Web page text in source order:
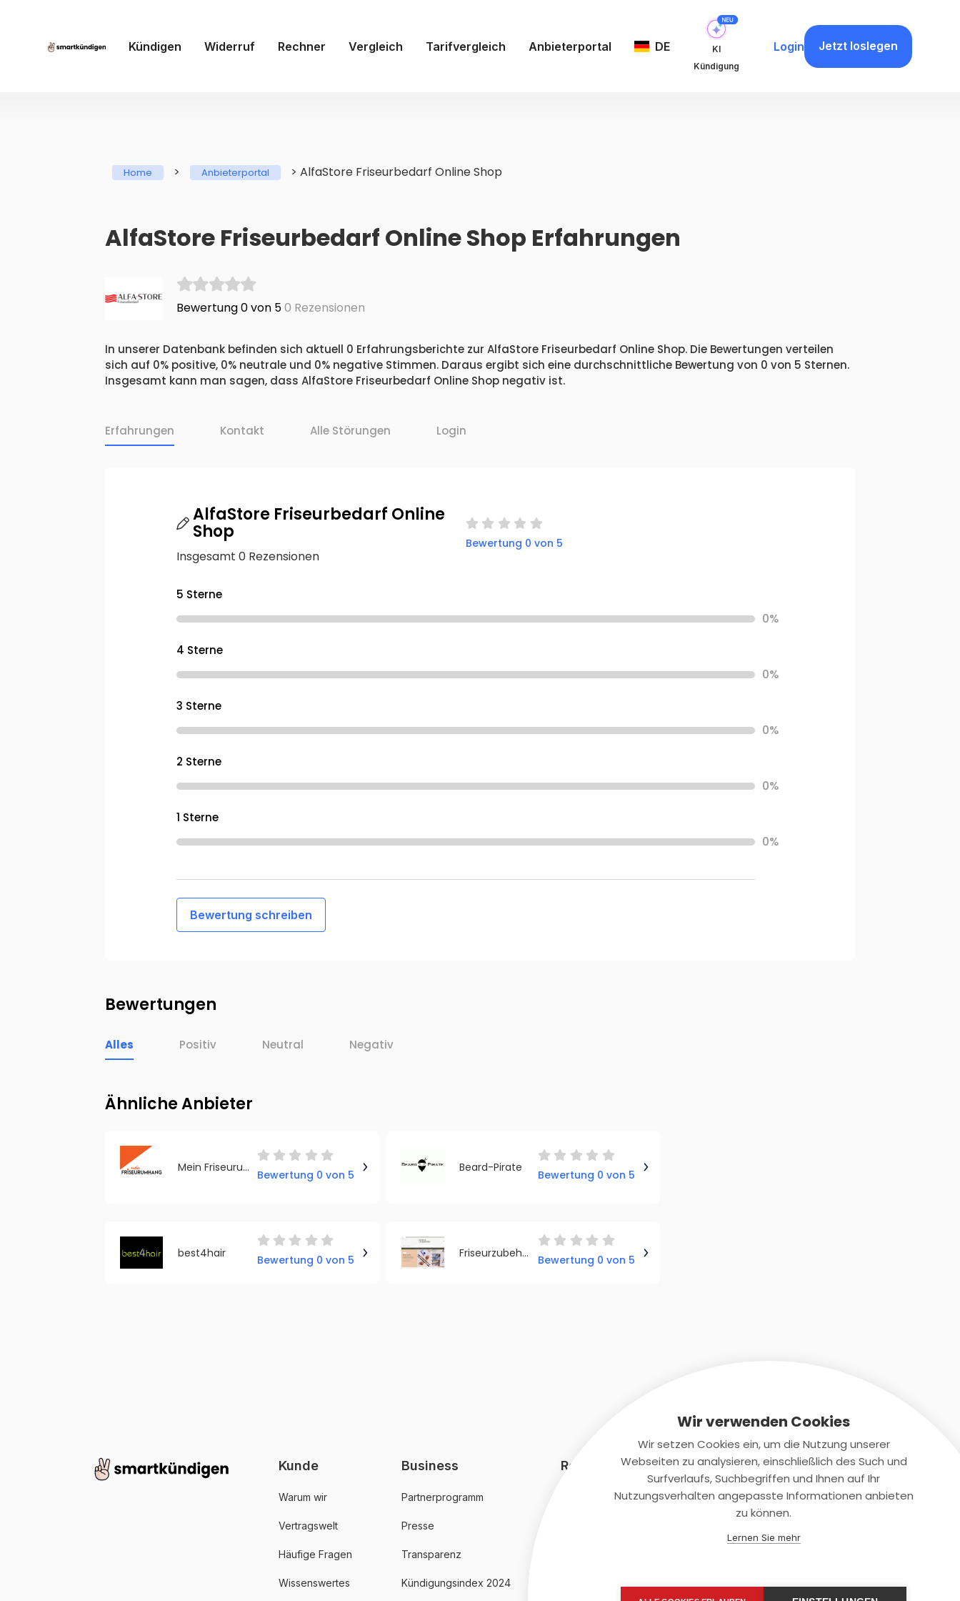
Kündigen Widerruf Rechner Vergleich Tarifvergleich Anbieterportal DE
KI
Kündigung
Login Jetzt loslegen
Home > Anbieterportal > AlfaStore Friseurbedarf Online Shop
AlfaStore Friseurbedarf Online Shop Erfahrungen
Bewertung 0 von 50 Rezensionen
In unserer Datenbank befinden sich aktuell 0 Erfahrungsberichte zur AlfaStore Friseurbedarf Online Shop. Die Bewertungen verteilen
sich auf 0% positive, 0% neutrale und 0% negative Stimmen. Daraus ergibt sich eine durchschnittliche Bewertung von 0 von 5 Sternen.
Insgesamt kann man sagen, dass AlfaStore Friseurbedarf Online Shop negativ ist.
Erfahrungen Kontakt Alle Störungen Login
AlfaStore Friseurbedarf Online
Shop
Insgesamt 0 Rezensionen
Bewertung 0 von 5
5 Sterne
0%
4 Sterne
0%
3 Sterne
0%
2 Sterne
0%
1 Sterne
0%
Bewertung schreiben
Bewertungen
Alles Positiv Neutral Negativ
Ähnliche Anbieter
Mein Friseurumhang
Bewertung 0 von 5
Beard-Pirate
Bewertung 0 von 5
best4hair
Bewertung 0 von 5
Friseurzubehoer24
Bewertung 0 von 5
Kunde
Warum wir
Vertragswelt
Häufige Fragen
Wissenswertes
Business
Partnerprogramm
Presse
Transparenz
Kündigungsindex 2024
Rechtliches Kontaktiere uns
+(49)2131/708-4280
Wir verwenden Cookies
Wir setzen Cookies ein, um die Nutzung unserer
Webseiten zu analysieren, einschließlich des Such und
Surfverlaufs, Suchbegriffen und Ihnen auf Ihr
Nutzungsverhalten angepasste Informationen anbieten
zu können.
Lernen Sie mehr